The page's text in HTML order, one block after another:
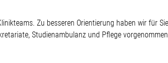
Zu besseren Orientierung haben wir für
Studienambulanz und Pflege